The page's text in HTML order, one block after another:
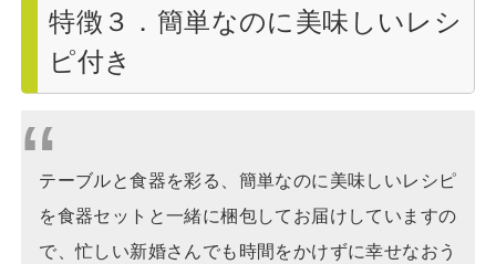
特徴３．簡単なのに美味しいレシ
ピ付き
テーブルと食器を彩る、簡単なのに美味しいレシピ
を食器セットと一緒に梱包してお届けしていますの
で、忙しい新婚さんでも時間をかけずに幸せなおう